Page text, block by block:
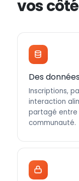
vos
Des
Inscriptions,
interaction
partagé
communauté.